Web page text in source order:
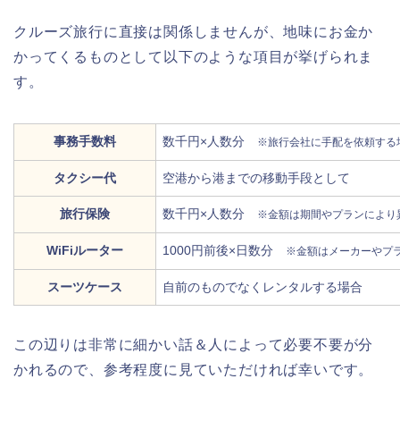
クルーズ旅行に直接は関係しませんが、地味にお金か
かってくるものとして以下のような項目が挙げられま
す。
事務手数料 数千円×人数分 ※旅行会社に手配を依頼する
タクシー代 空港から港までの移動手段として
旅行保険 数千円×人数分 ※金額は期間やプランにより
WiFiルーター 1000円前後×日数分 ※金額はメーカーやプ
スーツケース 自前のものでなくレンタルする場合
この辺りは非常に細かい話＆人によって必要不要が分
かれるので、参考程度に見ていただければ幸いです。